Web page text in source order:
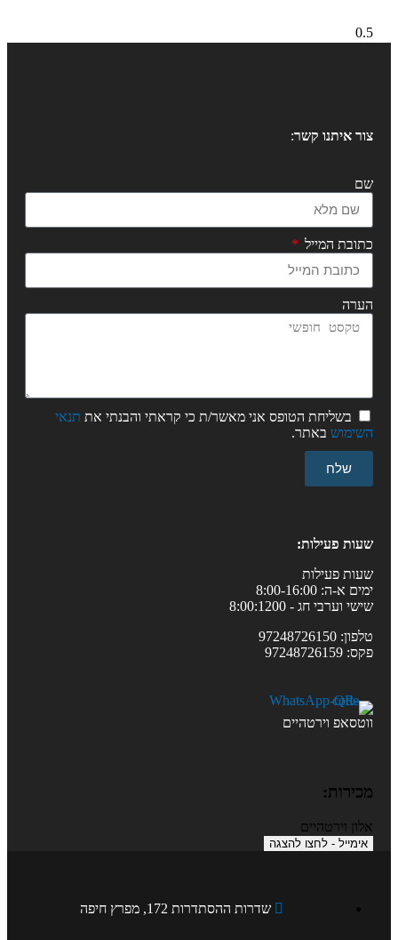
צור איתנו קשר:
שם
כתובת המייל
הערה
בשליחת הטופס אני מאשר/ת כי קראתי והבנתי את תנאי
השימוש באתר.
שלח
שעות פעילות:
שעות פעילות
ימים א-ה: 8:00-16:00
שישי וערבי חג - 8:00:1200
טלפון: 97248726150
פקס: 97248726159
ווטסאפ וירטהיים
מכירות:
אלון וירטהיים
אימייל - לחצו להצגה
שדרות ההסתדרות 172, מפרץ חיפה